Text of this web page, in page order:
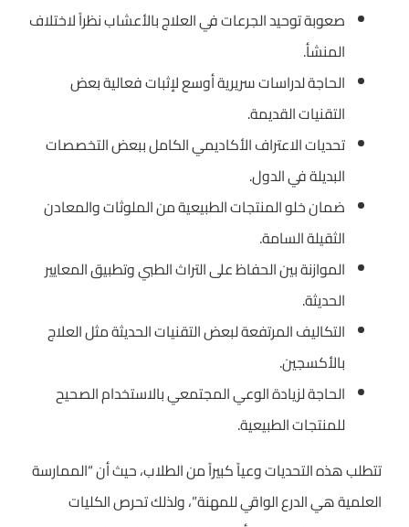
صعوبة توحيد الجرعات في العلاج بالأعشاب نظراً لاختلاف
المنشأ.
الحاجة لدراسات سريرية أوسع لإثبات فعالية بعض
التقنيات القديمة.
تحديات الاعتراف الأكاديمي الكامل ببعض التخصصات
البديلة في الدول.
ضمان خلو المنتجات الطبيعية من الملوثات والمعادن
الثقيلة السامة.
الموازنة بين الحفاظ على التراث الطبي وتطبيق المعايير
الحديثة.
التكاليف المرتفعة لبعض التقنيات الحديثة مثل العلاج
بالأكسجين.
الحاجة لزيادة الوعي المجتمعي بالاستخدام الصحيح
للمنتجات الطبيعية.
تتطلب هذه التحديات وعياً كبيراً من الطلاب، حيث أن “الممارسة
العلمية هي الدرع الواقي للمهنة”، ولذلك تحرص الكليات